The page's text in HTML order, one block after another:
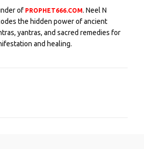
of PROPHET666.COM. Neel N
the hidden power of ancient
yantras, and sacred remedies for
and healing.